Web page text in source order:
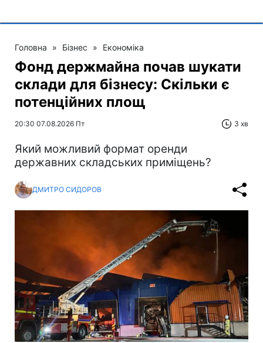
Головна » Бізнес » Економіка
Фонд держмайна почав шукати
склади для бізнесу: Скільки є
потенційних площ
20:30 07.08.2026 Пт 3 хв
Який можливий формат оренди
державних складських приміщень?
ДМИТРО СИДОРОВ